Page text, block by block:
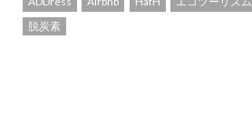
脱炭素